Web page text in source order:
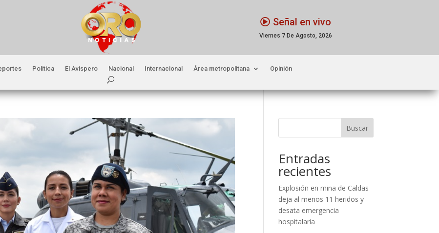
Señal en vivo
Viernes 7 De Agosto, 2026
Política El Avispero Nacional Internacional Área metropolitana Opinión
Buscar
Entradas
recientes
Explosión en mina de Caldas
deja al menos 11 heridos y
desata emergencia
hospitalaria